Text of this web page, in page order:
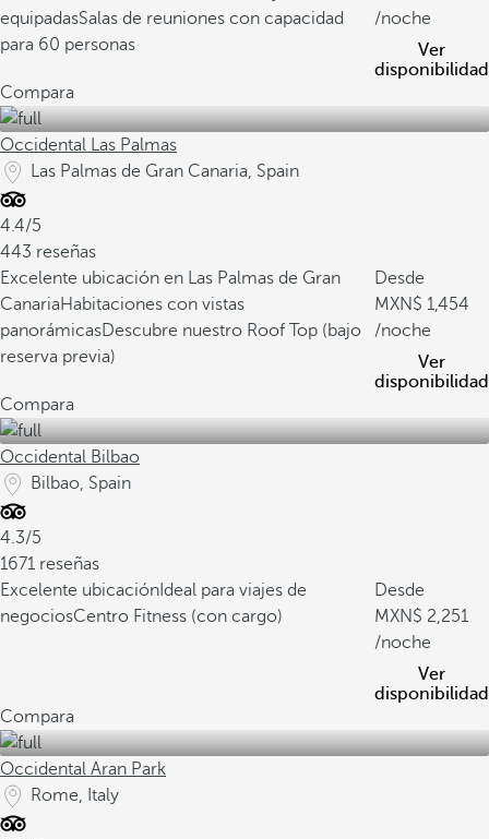
equipadasSalas de reuniones con capacidad
para 60 personas
/noche
Ver
disponibilidad
Compara
Occidental Las Palmas
Las Palmas de Gran Canaria, Spain
4.4/5
443 reseñas
Excelente ubicación en Las Palmas de Gran
CanariaHabitaciones con vistas
panorámicasDescubre nuestro Roof Top (bajo
reserva previa)
Desde
1,454
/noche
Ver
disponibilidad
Compara
Occidental Bilbao
Bilbao, Spain
4.3/5
1671 reseñas
Excelente ubicación Ideal para viajes de
negociosCentro Fitness (con cargo)
Desde
2,251
/noche
Ver
disponibilidad
Compara
Occidental Aran Park
Rome, Italy